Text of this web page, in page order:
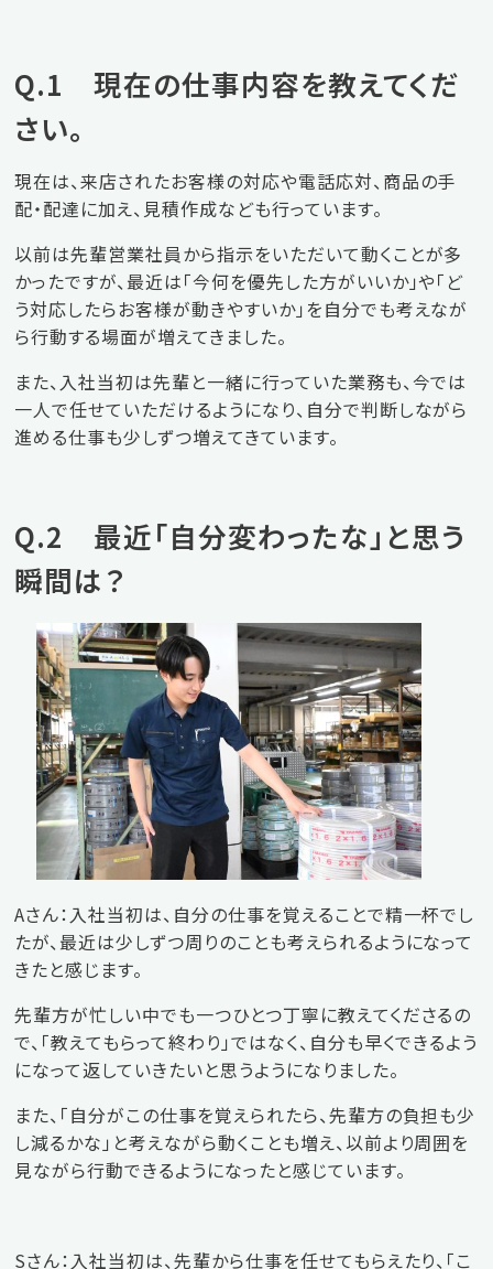
Q.1 現在の仕事内容を教えてくだ
さい。
現在は、来店されたお客様の対応や電話応対、商品の手
配・配達に加え、見積作成なども行っています。
以前は先輩営業社員から指示をいただいて動くことが多
かったですが、最近は「今何を優先した方がいいか」や「ど
う対応したらお客様が動きやすいか」を自分でも考えなが
ら行動する場面が増えてきました。
また、入社当初は先輩と一緒に行っていた業務も、今では
一人で任せていただけるようになり、自分で判断しながら
進める仕事も少しずつ増えてきています。
Q.2 最近「自分変わったな」と思う
瞬間は？
Aさん：入社当初は、自分の仕事を覚えることで精一杯でし
たが、最近は少しずつ周りのことも考えられるようになって
きたと感じます。
先輩方が忙しい中でも一つひとつ丁寧に教えてくださるの
で、「教えてもらって終わり」ではなく、自分も早くできるよう
になって返していきたいと思うようになりました。
また、「自分がこの仕事を覚えられたら、先輩方の負担も少
し減るかな」と考えながら動くことも増え、以前より周囲を
見ながら行動できるようになったと感じています。
Sさん：入社当初は、先輩から仕事を任せてもらえたり、「こ